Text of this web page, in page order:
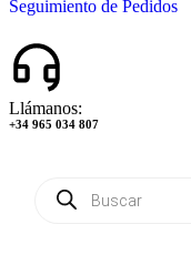
Seguimiento de Pedidos
Llámanos:
+34 965 034 807